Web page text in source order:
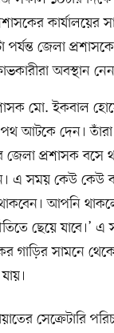
কার্যালয়ের
পর্যন্ত জেলা
অবস্থান
মো. ইকবাল
আটকে দেন। তাঁরা
প্রশাসক বসে
এ সময় কেউ কেউ
আপনি
ছেয়ে যাবে।’
গাড়ির সামনে
সেক্রেটারি